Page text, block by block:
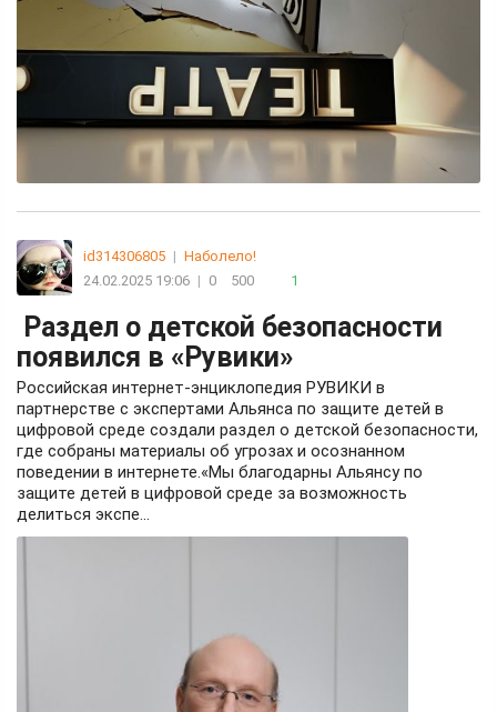
id314306805 | Наболело!
24.02.2025 19:06 | 0 500 1
Раздел о детской безопасности
появился в «Рувики»
Российская интернет-энциклопедия РУВИКИ в
партнерстве с экспертами Альянса по защите детей в
цифровой среде создали раздел о детской безопасности,
где собраны материалы об угрозах и осознанном
поведении в интернете.«Мы благодарны Альянсу по
защите детей в цифровой среде за возможность
делиться экспе...